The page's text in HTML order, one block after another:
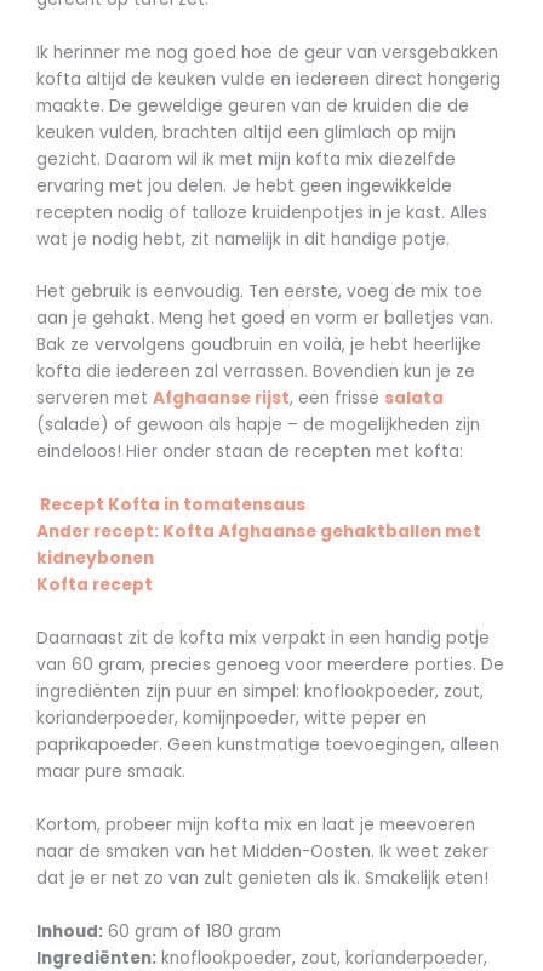
Ik herinner me nog goed hoe de geur van versgebakken
kofta altijd de keuken vulde en iedereen direct hongerig
maakte. De geweldige geuren van de kruiden die de
keuken vulden, brachten altijd een glimlach op mijn
gezicht. Daarom wil ik met mijn kofta mix diezelfde
ervaring met jou delen. Je hebt geen ingewikkelde
recepten nodig of talloze kruidenpotjes in je kast. Alles
wat je nodig hebt, zit namelijk in dit handige potje.
Het gebruik is eenvoudig. Ten eerste, voeg de mix toe
aan je gehakt. Meng het goed en vorm er balletjes van.
Bak ze vervolgens goudbruin en voilà, je hebt heerlijke
kofta die iedereen zal verrassen. Bovendien kun je ze
serveren met Afghaanse rijst, een frisse salata
(salade) of gewoon als hapje – de mogelijkheden zijn
eindeloos! Hier onder staan de recepten met kofta:
Recept Kofta in tomatensaus
Ander recept: Kofta Afghaanse gehaktballen met
kidneybonen
Kofta recept
Daarnaast zit de kofta mix verpakt in een handig potje
van 60 gram, precies genoeg voor meerdere porties. De
ingrediënten zijn puur en simpel: knoflookpoeder, zout,
korianderpoeder, komijnpoeder, witte peper en
paprikapoeder. Geen kunstmatige toevoegingen, alleen
maar pure smaak.
Kortom, probeer mijn kofta mix en laat je meevoeren
naar de smaken van het Midden-Oosten. Ik weet zeker
dat je er net zo van zult genieten als ik. Smakelijk eten!
Inhoud: 60 gram of 180 gram
Ingrediënten: knoflookpoeder, zout, korianderpoeder,